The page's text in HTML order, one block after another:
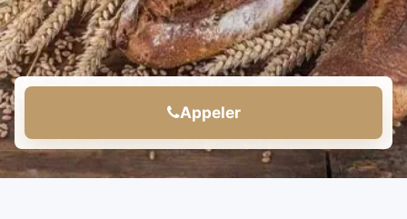
Appeler